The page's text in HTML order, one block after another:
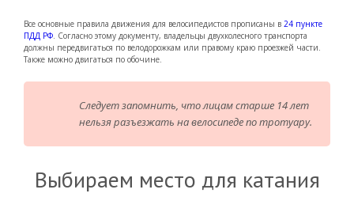
Все основные правила движения для велосипедистов прописаны в 24 пункте
ПДД РФ. Согласно этому документу, владельцы двухколесного транспорта
должны передвигаться по велодорожкам или правому краю проезжей части.
Также можно двигаться по обочине.
Следует запомнить, что лицам старше 14 лет
нельзя разъезжать на велосипеде по тротуару.
Выбираем место для катания